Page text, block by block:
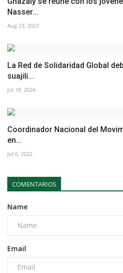
Nasser...
Aug 23, 2023
La Red de Solidaridad Global
suajili...
Jul 18, 2024
Coordinador Nacional del
en...
Jul 6, 2022
COMENTARIOS
Name
Email